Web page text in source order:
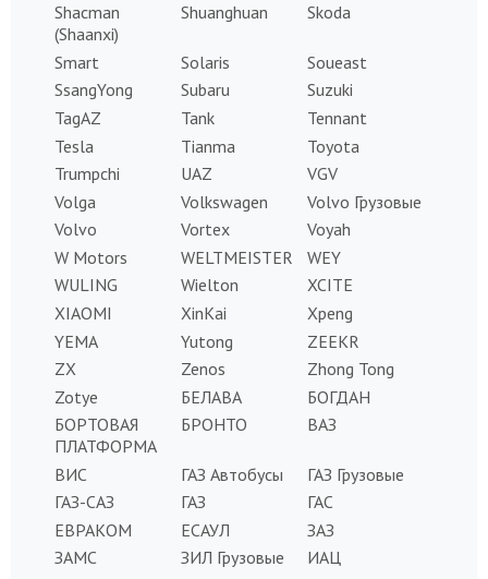
Shacman
(Shaanxi)
Shuanghuan Skoda
Smart Solaris
Soueast
SsangYong
Subaru
Suzuki
TagAZ
Tank
Tennant
Tesla
Tianma
Toyota
Trumpchi
UAZ
VGV
Volga
Volkswagen
Volvo Грузовые
Volvo
Vortex
Voyah
W Motors
WELTMEISTER
WEY
WULING
Wielton
XCITE
XIAOMI
XinKai
Xpeng
YEMA
Yutong
ZEEKR
ZX
Zenos
Zhong Tong
Zotye
БЕЛАВА
БОГДАН
БОРТОВАЯ
ПЛАТФОРМА
БРОНТО ВАЗ
ВИС ГАЗ Автобусы
ГАЗ Грузовые
ГАЗ-САЗ
ГАЗ
ГАС
ЕВРАКОМ
ЕСАУЛ
ЗАЗ
ЗАМС
ЗИЛ Грузовые
ИАЦ